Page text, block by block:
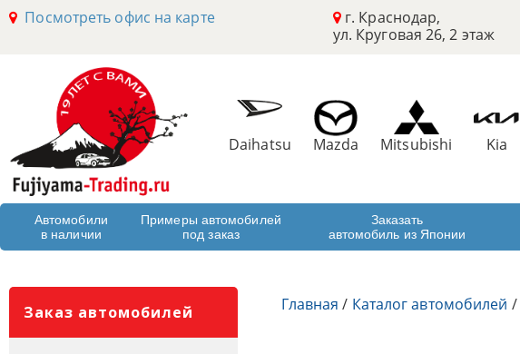
Посмотреть офис на карте
г. Краснодар,
ул. Круговая 26, 2 этаж
Daihatsu Mazda Mitsubishi Kia
Автомобили
в наличии
Примеры автомобилей
под заказ
Заказать
автомобиль из Японии
Заказ автомобилей Главная / Каталог автомобилей /